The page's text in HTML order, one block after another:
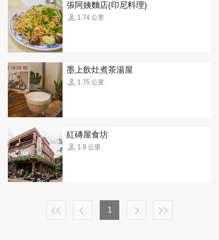
張阿姨麵店(印尼料理)
1.74 公里
墨上飲灶煮茶湯屋
1.75 公里
紅磚屋食坊
1.9 公里
1